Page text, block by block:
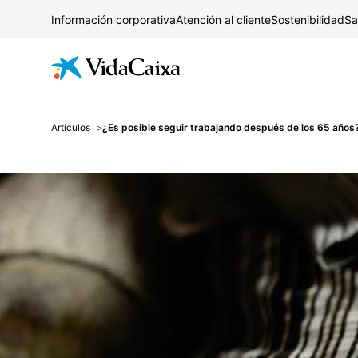
Información corporativaAtención al clienteSostenibilidad
Artículos ¿Es posible seguir trabajando después de los 65